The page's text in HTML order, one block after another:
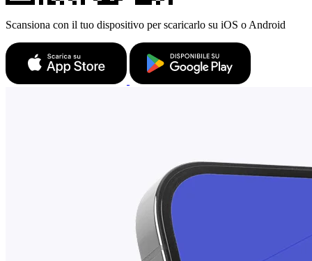
Scansiona con il tuo dispositivo per scaricarlo su iOS o Android